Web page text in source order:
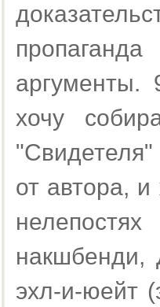
аргументы.
хочу
"Свидетеля"
от автора,
накшбенди,
эхл-и-юейт